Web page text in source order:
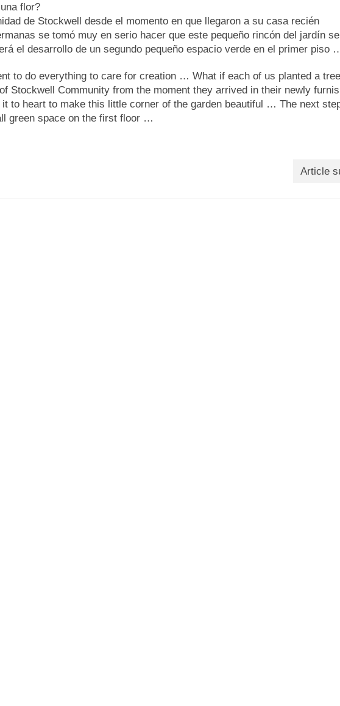
flor?
de Stockwell desde el momento en que llegaron a su casa recién
se tomó muy en serio hacer que este pequeño rincón del jardín
el desarrollo de un segundo pequeño espacio verde en el primer piso
to do everything to care for creation … What if each of us planted a
Stockwell Community from the moment they arrived in their newly
to heart to make this little corner of the garden beautiful … The next
green space on the first floor …
Article